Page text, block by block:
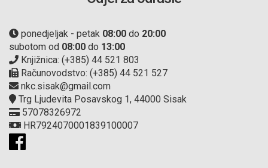
ponedjeljak - petak 08:00 do 20:00
subotom od 08:00 do 13:00
Knjižnica: (+385) 44 521 803
Računovodstvo: (+385) 44 521 527
nkc.sisak@gmail.com
Trg Ljudevita Posavskog 1, 44000 Sisak
57078326972
HR7924070001839100007